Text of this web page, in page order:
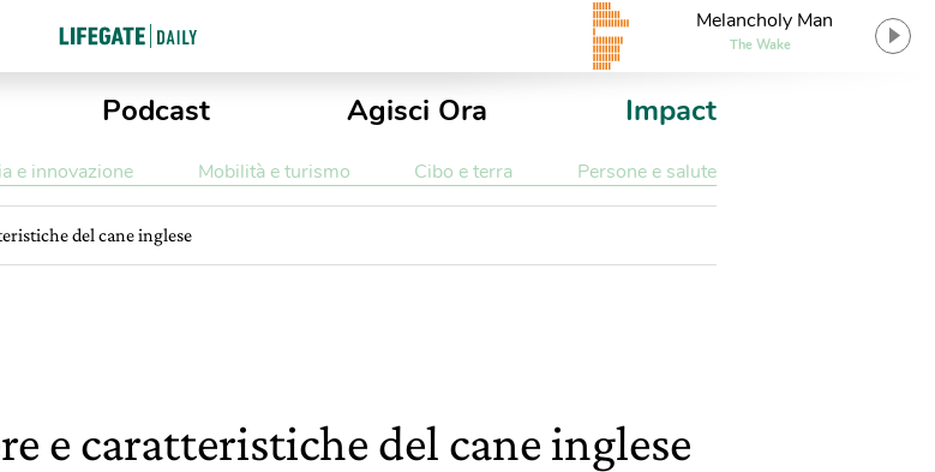
Melancholy Man
The Wake
Podcast Agisci Ora Impact
e innovazione Mobilità e turismo Cibo e terra Persone e salute
del cane inglese
e caratteristiche del cane inglese